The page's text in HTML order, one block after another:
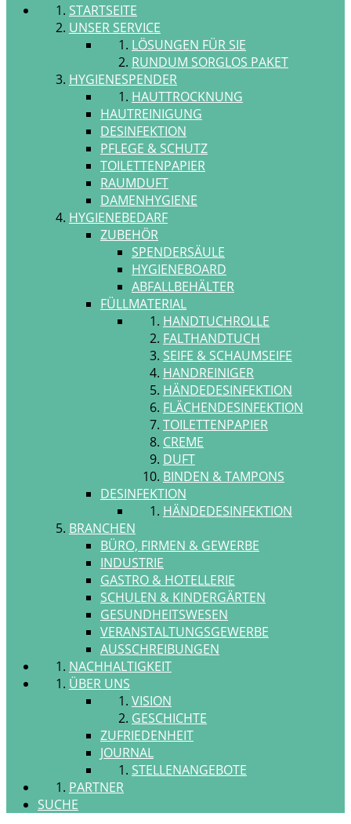
STARTSEITE
UNSER SERVICE
LÖSUNGEN FÜR SIE
RUNDUM SORGLOS PAKET
HYGIENESPENDER
HAUTTROCKNUNG
HAUTREINIGUNG
DESINFEKTION
PFLEGE & SCHUTZ
TOILETTENPAPIER
RAUMDUFT
DAMENHYGIENE
HYGIENEBEDARF
ZUBEHÖR
SPENDERSÄULE
HYGIENEBOARD
ABFALLBEHÄLTER
FÜLLMATERIAL
HANDTUCHROLLE
FALTHANDTUCH
SEIFE & SCHAUMSEIFE
HANDREINIGER
HÄNDEDESINFEKTION
FLÄCHENDESINFEKTION
TOILETTENPAPIER
CREME
DUFT
BINDEN & TAMPONS
DESINFEKTION
HÄNDEDESINFEKTION
BRANCHEN
BÜRO, FIRMEN & GEWERBE
INDUSTRIE
GASTRO & HOTELLERIE
SCHULEN & KINDERGÄRTEN
GESUNDHEITSWESEN
VERANSTALTUNGSGEWERBE
AUSSCHREIBUNGEN
NACHHALTIGKEIT
ÜBER UNS
VISION
GESCHICHTE
ZUFRIEDENHEIT
JOURNAL
STELLENANGEBOTE
PARTNER
SUCHE